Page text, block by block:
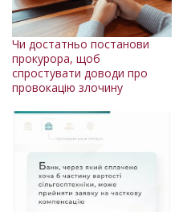
Чи достатньо постанови
прокурора, щоб
спростувати доводи про
провокацію злочину